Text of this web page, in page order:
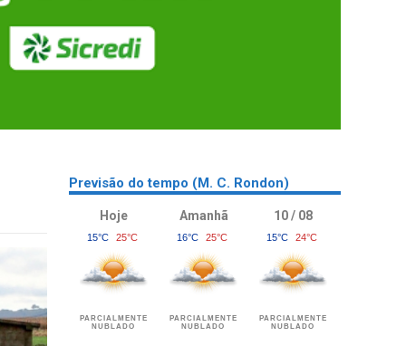
Previsão do tempo (M. C. Rondon)
Hoje
15°C 25°C
PARCIALMENTE
NUBLADO
Amanhã
16°C 25°C
PARCIALMENTE
NUBLADO
10 / 08
15°C 24°C
PARCIALMENTE
NUBLADO